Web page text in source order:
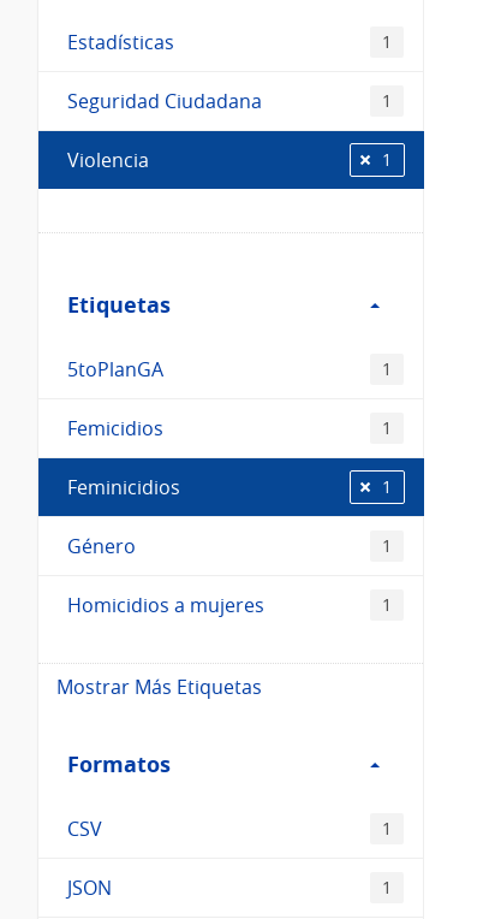
Estadísticas 1
Seguridad Ciudadana 1
Violencia 1
Etiquetas
Etiquetas
5toPlanGA 1
Femicidios 1
Feminicidios 1
Género 1
Homicidios a mujeres 1
Mostrar Más Etiquetas
Formatos
Formatos
CSV 1
JSON 1